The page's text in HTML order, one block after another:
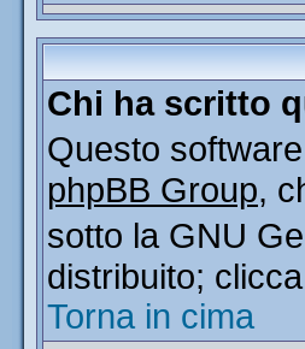
Chi ha scritto
Questo
phpBB Group,
sotto la GNU
distribuito;
Torna in cima